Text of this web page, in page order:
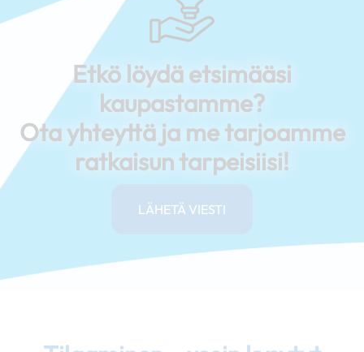
Etkö löydä etsimääsi
kaupastamme?
Ota yhteyttä ja me tarjoamme
ratkaisun tarpeisiisi!
LÄHETÄ VIESTI